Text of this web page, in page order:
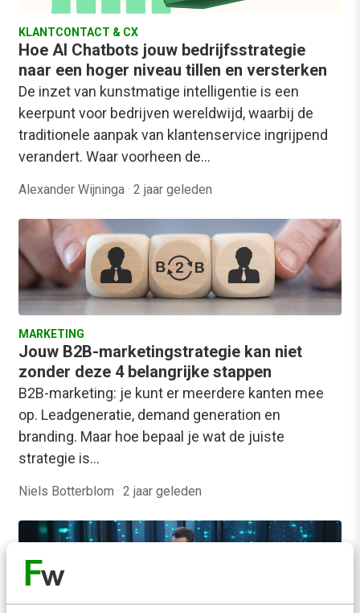
KLANTCONTACT & CX
Hoe AI Chatbots jouw bedrijfsstrategie
naar een hoger niveau tillen en versterken
De inzet van kunstmatige intelligentie is een
keerpunt voor bedrijven wereldwijd, waarbij de
traditionele aanpak van klantenservice ingrijpend
verandert. Waar voorheen de…
Alexander Wijninga · 2 jaar geleden
MARKETING
Jouw B2B-marketingstrategie kan niet
zonder deze 4 belangrijke stappen
B2B-marketing: je kunt er meerdere kanten mee
op. Leadgeneratie, demand generation en
branding. Maar hoe bepaal je wat de juiste
strategie is…
Niels Botterblom · 2 jaar geleden